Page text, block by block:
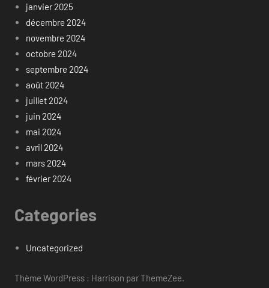
janvier 2025
décembre 2024
novembre 2024
octobre 2024
septembre 2024
août 2024
juillet 2024
juin 2024
mai 2024
avril 2024
mars 2024
février 2024
Categories
Uncategorized
Thème WordPress : Harrison par ThemeZee.